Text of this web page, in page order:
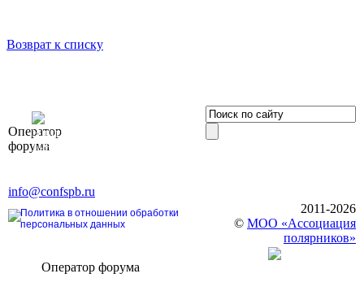
Возврат к списку
Оператор
форума
Элит»
196191, г. Санкт-Петербург,
info@confspb.ru
Политика в отношении обработки
персональных данных
2011-2026
© МОО «Ассоциация
полярников»
Оператор форума